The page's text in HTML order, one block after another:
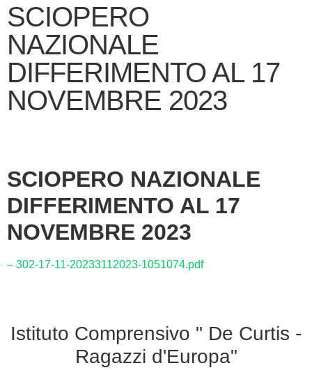
SCIOPERO
NAZIONALE
DIFFERIMENTO AL 17
NOVEMBRE 2023
SCIOPERO NAZIONALE
DIFFERIMENTO AL 17
NOVEMBRE 2023
– 302-17-11-20233112023-1051074.pdf
Istituto Comprensivo " De Curtis -
Ragazzi d'Europa"